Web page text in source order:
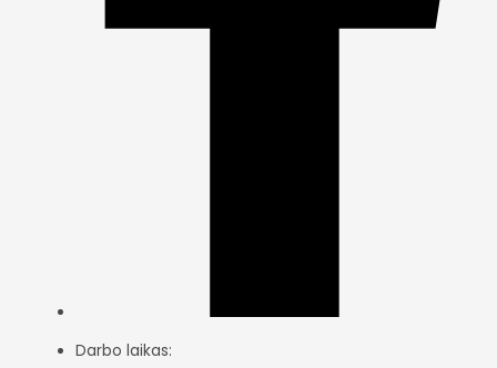
Darbo laikas: